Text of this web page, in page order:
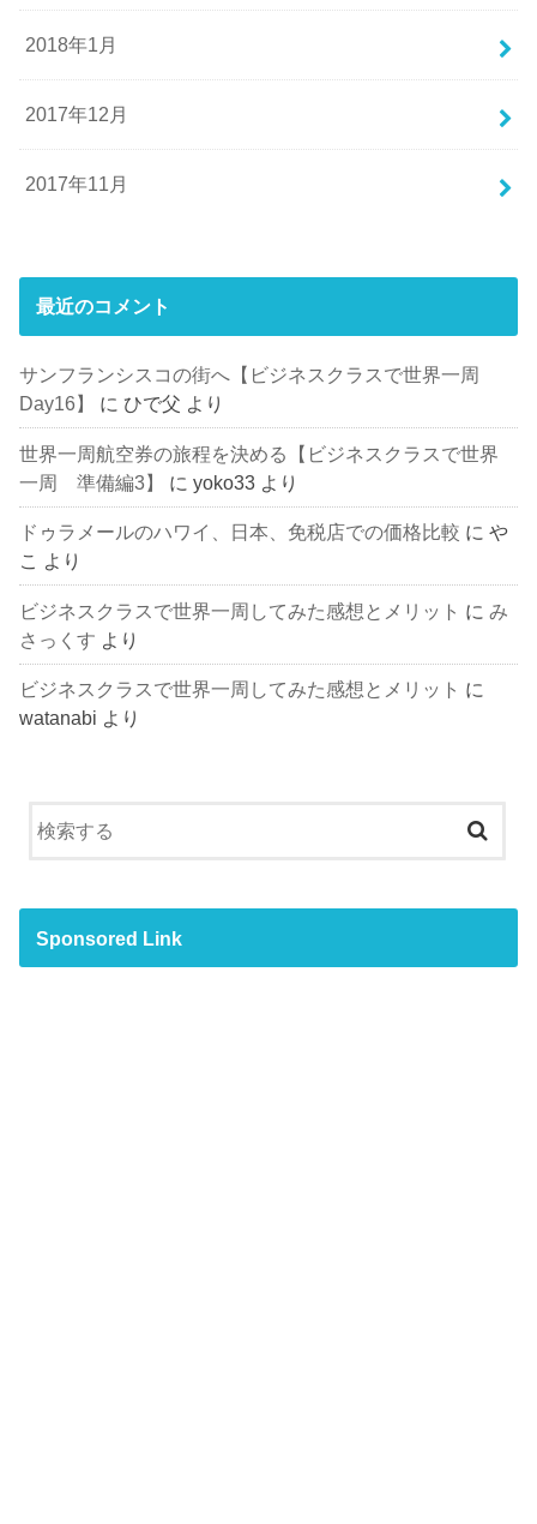
2018年1月
2017年12月
2017年11月
最近のコメント
サンフランシスコの街へ【ビジネスクラスで世界一周
Day16】
に ひで父 より
世界一周航空券の旅程を決める【ビジネスクラスで世界
一周 準備編3】
にyoko33 より
ドゥラメールのハワイ、日本、免税店での価格比較 にや
こ より
ビジネスクラスで世界一周してみた感想とメリット に み
さっくす より
ビジネスクラスで世界一周してみた感想とメリット に
watanabi より
Sponsored Link